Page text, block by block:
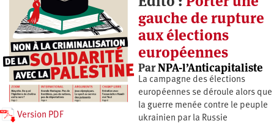
gauche de rupture
aux élections
européennes
ParNPA-l’Anticapitaliste
La campagne des élections
européennes se déroule alors que
la guerre menée contre le peuple
ukrainien par la Russie
Version PDF